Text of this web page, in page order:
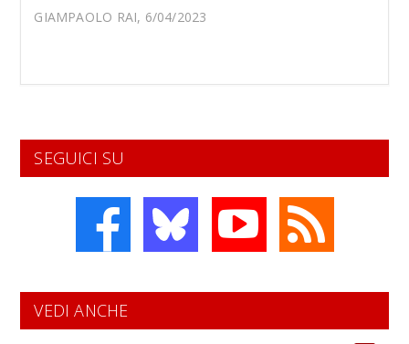
GIAMPAOLO RAI, 6/04/2023
SEGUICI SU
VEDI ANCHE